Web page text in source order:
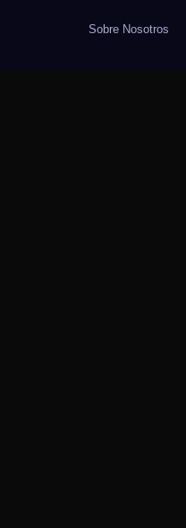
Sobre Nosotros